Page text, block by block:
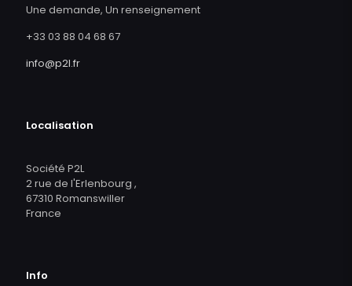
Une demande, Un renseignement
+33 03 88 04 68 67
info@p2l.fr
Localisation
Société P2L
2 rue de l'Erlenbourg ,
67310 Romanswiller
France
Info